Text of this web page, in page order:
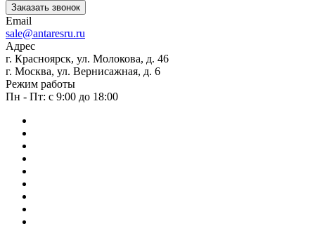
Заказать звонок
Email
sale@antaresru.ru
Адрес
г. Красноярск, ул. Молокова, д. 46
г. Москва, ул. Вернисажная, д. 6
Режим работы
Пн - Пт: с 9:00 до 18:00